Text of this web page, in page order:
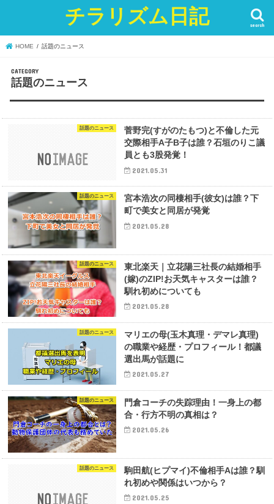
チラリズム日記 search
HOME 話題のニュース
話題のニュース
話題のニュース
菅野完(すがのたもつ)と不倫した元
交際相手A子B子は誰？石垣のりこ議
員とも3股発覚！
2021.05.31
話題のニュース
宮本浩次の同棲相手(彼女)は誰？下
町で美女と同居が発覚
2021.05.28
話題のニュース
東北楽天｜立花陽三社長の結婚相手
(嫁)のZIP!お天気キャスターは誰？
馴れ初めについても
2021.05.28
話題のニュース
マリエの母(玉木真理・デマレ真理)
の職業や経歴・プロフィール！都議
選出馬が話題に
2021.05.27
話題のニュース
門倉コーチの失踪理由！一身上の都
合・行方不明の真相は？
2021.05.26
話題のニュース
駒田航(ヒプマイ)不倫相手Aは誰？馴
れ初めや関係はいつから？
2021.05.25